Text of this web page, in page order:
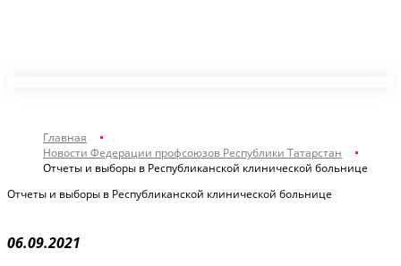
Главная
Новости Федерации профсоюзов Республики Татарстан
Отчеты и выборы в Республиканской клинической больнице
Отчеты и выборы в Республиканской клинической больнице
06.09.2021